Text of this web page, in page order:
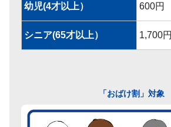
幼児(4才以上） 600円
シニア(65才以上） 1,700円
「おばけ割」対象